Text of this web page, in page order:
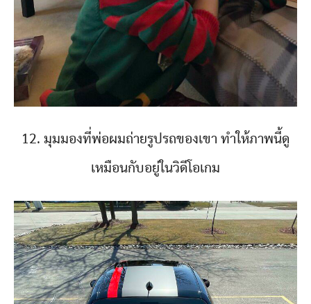
12. มุมมองที่พ่อผมถ่ายรูปรถของเขา ทำให้ภาพนี้ดู
เหมือนกับอยู่ในวิดีโอเกม